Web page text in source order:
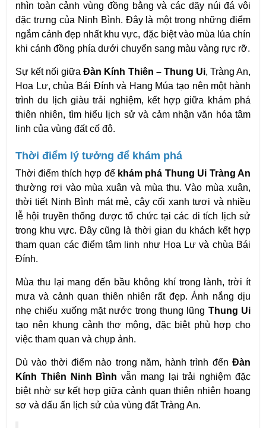
nhìn toàn cảnh vùng đồng bằng và các dãy núi đá vôi
đặc trưng của Ninh Bình. Đây là một trong những điểm
ngắm cảnh đẹp nhất khu vực, đặc biệt vào mùa lúa chín
khi cánh đồng phía dưới chuyển sang màu vàng rực rỡ.
Sự kết nối giữa Đàn Kính Thiên – Thung Ui, Tràng An,
Hoa Lư, chùa Bái Đính và Hang Múa tạo nên một hành
trình du lịch giàu trải nghiệm, kết hợp giữa khám phá
thiên nhiên, tìm hiểu lịch sử và cảm nhận văn hóa tâm
linh của vùng đất cố đô.
Thời điểm lý tưởng để khám phá
Thời điểm thích hợp để khám phá Thung Ui Tràng An
thường rơi vào mùa xuân và mùa thu. Vào mùa xuân,
thời tiết Ninh Bình mát mẻ, cây cối xanh tươi và nhiều
lễ hội truyền thống được tổ chức tại các di tích lịch sử
trong khu vực. Đây cũng là thời gian du khách kết hợp
tham quan các điểm tâm linh như Hoa Lư và chùa Bái
Đính.
Mùa thu lại mang đến bầu không khí trong lành, trời ít
mưa và cảnh quan thiên nhiên rất đẹp. Ánh nắng dịu
nhẹ chiếu xuống mặt nước trong thung lũng Thung Ui
tạo nên khung cảnh thơ mộng, đặc biệt phù hợp cho
việc tham quan và chụp ảnh.
Dù vào thời điểm nào trong năm, hành trình đến Đàn
Kính Thiên Ninh Bình vẫn mang lại trải nghiệm đặc
biệt nhờ sự kết hợp giữa cảnh quan thiên nhiên hoang
sơ và dấu ấn lịch sử của vùng đất Tràng An.